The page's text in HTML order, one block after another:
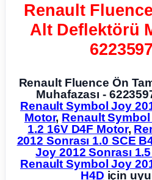
Parça
Parça
Renault
Alt Deflektörü
Renault Fluence Ön
Muhafazası -
Renault Symbol Joy
Motor, Renault Symbol
1.2 16V D4F Motor,
2012 Sonrası 1.0 SCE
Joy 2012 Sonrası
Renault Symbol Joy
H4D için